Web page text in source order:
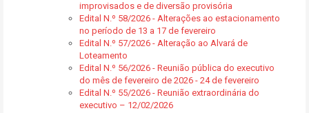
improvisados e de diversão provisória
Edital N.º 58/2026 - Alterações ao estacionamento
no período de 13 a 17 de fevereiro
Edital N.º 57/2026 - Alteração ao Alvará de
Loteamento
Edital N.º 56/2026 - Reunião pública do executivo
do mês de fevereiro de 2026 - 24 de fevereiro
Edital N.º 55/2026 - Reunião extraordinária do
executivo – 12/02/2026